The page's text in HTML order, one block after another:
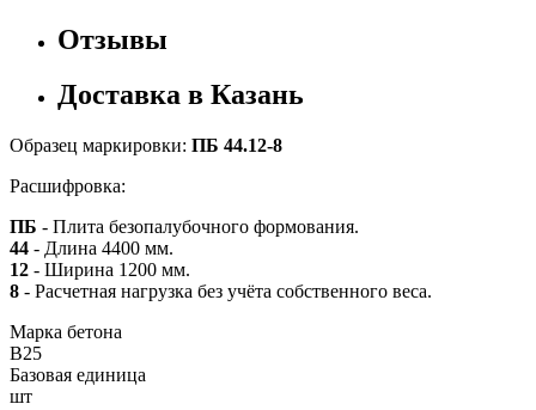
Отзывы
Доставка в Казань
Образец маркировки: ПБ 44.12-8
Расшифровка:
ПБ - Плита безопалубочного формования.
44 - Длина 4400 мм.
12 - Ширина 1200 мм.
8 - Расчетная нагрузка без учёта собственного веса.
Марка бетона
B25
Базовая единица
шт